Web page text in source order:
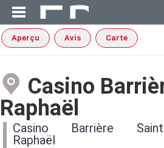
Aperçu Avis Carte
Casino
Raphaël
Casino Barrière Saint
Raphaël